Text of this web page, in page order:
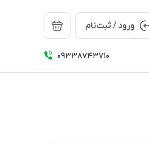
ورود / ثبت‌نام
09338743710